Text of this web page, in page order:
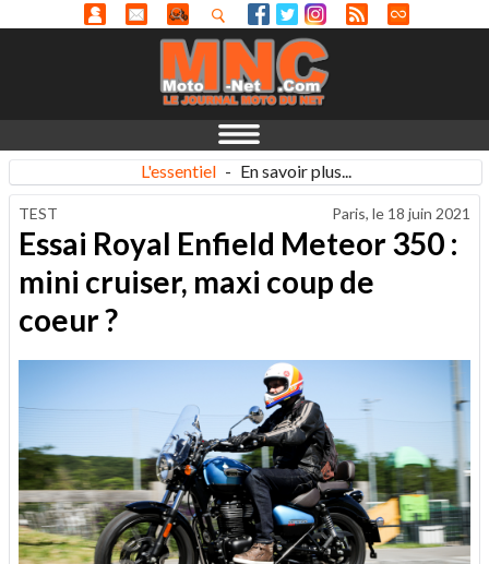
L'essentiel - En savoir plus...
TEST Paris, le 18 juin 2021
Essai Royal Enfield Meteor 350 :
mini cruiser, maxi coup de
coeur ?